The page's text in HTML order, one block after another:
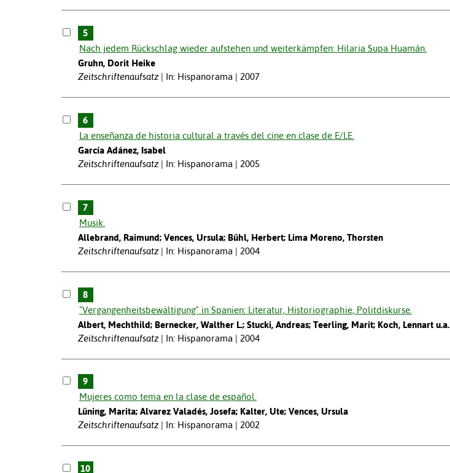
5
Nach jedem Rückschlag wieder aufstehen und weiterkämpfen: Hilaria Supa Huamán.
Gruhn, Dorit Heike
Zeitschriftenaufsatz
In: Hispanorama | 2007
6
La enseñanza de historia cultural a través del cine en clase de E/LE.
García Adánez, Isabel
Zeitschriftenaufsatz
In: Hispanorama | 2005
7
Musik.
Allebrand, Raimund; Vences, Ursula; Bühl, Herbert; Lima Moreno, Thorsten
Zeitschriftenaufsatz
In: Hispanorama | 2004
8
"Vergangenheitsbewältigung" in Spanien: Literatur, Historiographie, Politdiskurse.
Albert, Mechthild; Bernecker, Walther L.; Stucki, Andreas; Teerling, Marit; Koch, Lennart u.a.
Zeitschriftenaufsatz
In: Hispanorama | 2004
9
Mujeres como tema en la clase de español.
Lüning, Marita; Alvarez Valadés, Josefa; Kalter, Ute; Vences, Ursula
Zeitschriftenaufsatz
In: Hispanorama | 2002
10